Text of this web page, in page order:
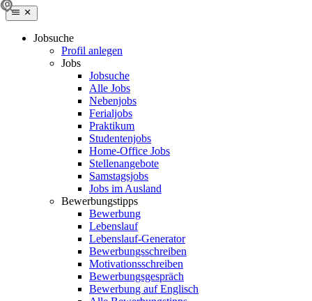
Jobsuche
Profil anlegen
Jobs
Jobsuche
Alle Jobs
Nebenjobs
Ferialjobs
Praktikum
Studentenjobs
Home-Office Jobs
Stellenangebote
Samstagsjobs
Jobs im Ausland
Bewerbungstipps
Bewerbung
Lebenslauf
Lebenslauf-Generator
Bewerbungsschreiben
Motivationsschreiben
Bewerbungsgespräch
Bewerbung auf Englisch